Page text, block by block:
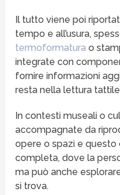
Il tutto viene poi
tempo e all’usura,
termoformatura o
integrate con
fornire informazioni
resta nella lettura
In contesti museali o
accompagnate da
opere o spazi e questo
completa, dove la
ma può anche
si trova.